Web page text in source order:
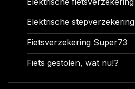
Elektrische stepverzekering
Fietsverzekering Super73
Fiets gestolen, wat nu!?